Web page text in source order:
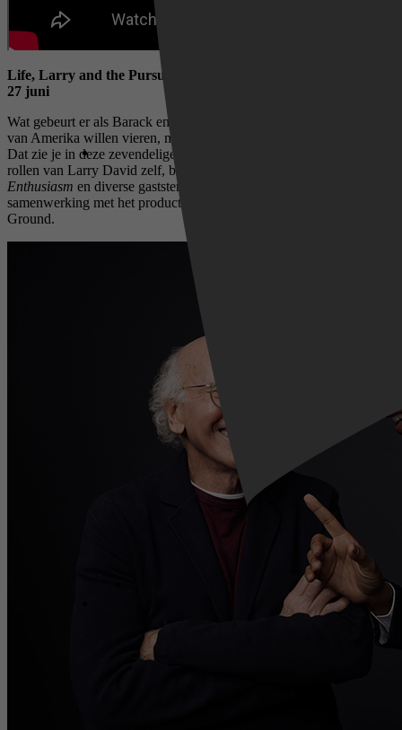
Life, Larry and the Pursuit of Unhappiness – Vanaf zaterdag
27 juni
Wat gebeurt er als Barack en Michelle Obama de 250ste verjaardag
van Amerika willen vieren, maar Larry David zich ermee bemoeit?
Dat zie je in deze zevendelige
rollen van Larry David zelf, bekende gezichten uit
Enthusiasm en diverse gaststerren. De serie is geproduceerd in
samenwerking met het productiehuis van de Obama's, Higher
Ground.